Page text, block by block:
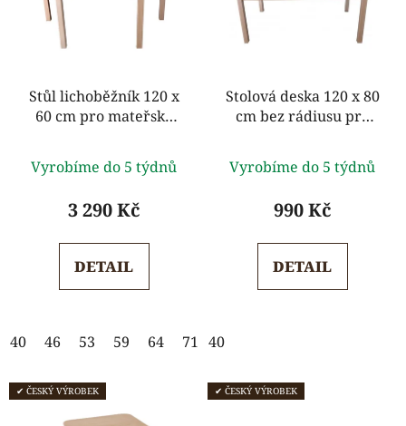
Stůl lichoběžník 120 x
60 cm pro mateřské
hodnocení
produktu
5,0
z
Vyrobíme do 5 týdnů
3 290 Kč
DETAIL
40 46 53 59 64 71
Stolová deska 120 x 80
cm bez rádiusu pro
hodnocení
produktu
5,0
z
Vyrobíme do 5 týdnů
990 Kč
DETAIL
40
✔ ČESKÝ VÝROBEK ✔ ČESKÝ VÝROBEK